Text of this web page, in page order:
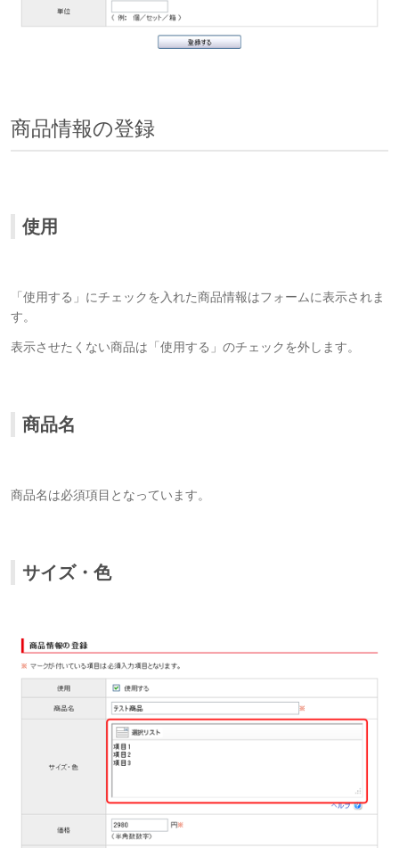
商品情報の登録
使用
「使用する」にチェックを入れた商品情報はフォームに表示されま
す。
表示させたくない商品は「使用する」のチェックを外します。
商品名
商品名は必須項目となっています。
サイズ・色